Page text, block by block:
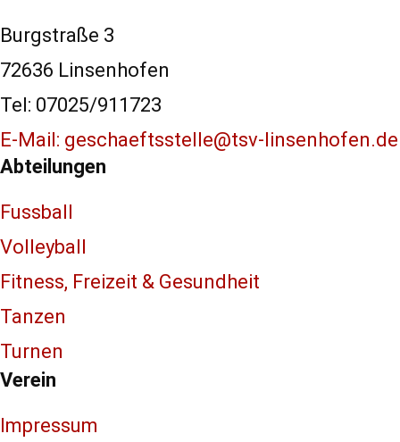
Burgstraße 3
72636 Linsenhofen
Tel: 07025/911723
E-Mail: geschaeftsstelle@tsv-linsenhofen.de
Abteilungen
Fussball
Volleyball
Fitness, Freizeit & Gesundheit
Tanzen
Turnen
Verein
Impressum